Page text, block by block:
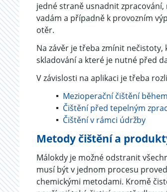
jedné straně usnadnit
vadám a případně k provozním
otěr.
Na závěr je třeba zmínit
skladování a které je nutné před
V závislosti na aplikaci je třeba
Mezioperační čištění
Čištění před tepelným
Čištění v rámci údržby
Metody čištění a
Málokdy je možné odstranit
musí být v jednom procesu
chemickými metodami. Kromě